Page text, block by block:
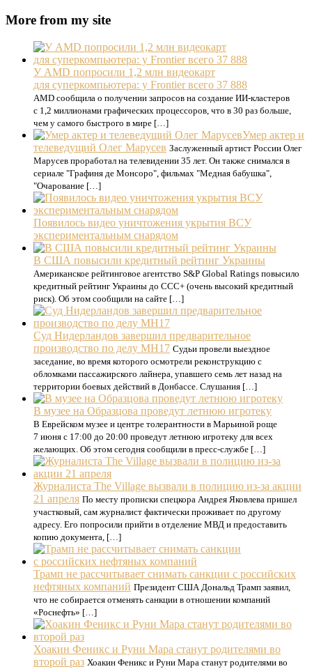
More from my site
У AMD попросили 1,2 млн видеокарт
для суперкомпьютера: у Frontier всего 37 888
AMD сообщила о получении запросов на создание ИИ-кластеров
с 1,2 миллионами графических процессоров, что в 30 раз больше,
чем у самого быстрого в мире […]
Умер актер и
телеведущий Олег Марусев Заслуженный артист России Олег
Марусев проработал на телевидении 35 лет. Он также снимался в
сериале "Графиня де Монсоро", фильмах "Медная бабушка",
"Очарование […]
Появилось видео уничтожения укрытия ВСУ
экспериментальным снарядом
В США повысили кредитный рейтинг Украины
Американское рейтинговое агентство S&P Global Ratings повысило
кредитный рейтинг Украины до CCC+ (очень высокий кредитный
риск). Об этом сообщили на сайте […]
Cуд Нидерландов завершил предварительное
производство по делу MH17 Судьи провели выездное
заседание, во время которого осмотрели реконструкцию с
обломками пассажирского лайнера, упавшего семь лет назад на
территории боевых действий в Донбассе. Слушания […]
В музее на Образцова проведут летнюю игротеку
В Еврейском музее и центре толерантности в Марьиной роще
7 июня с 17:00 до 20:00 проведут летнюю игротеку для всех
желающих. Об этом сегодня сообщили в пресс-службе […]
Журналиста The Village вызвали в полицию из-за акции
21 апреля По месту прописки спецкора Андрея Яковлева пришел
участковый, сам журналист фактически проживает по другому
адресу. Его попросили прийти в отделение МВД и предоставить
копию документа, […]
Трамп не рассчитывает снимать санкции с российских
нефтяных компаний Президент США Дональд Трамп заявил,
что не собирается отменять санкции в отношении компаний
«Роснефть» […]
Хоакин Феникс и Руни Мара станут родителями во
второй раз Хоакин Феникс и Руни Мара станут родителями во